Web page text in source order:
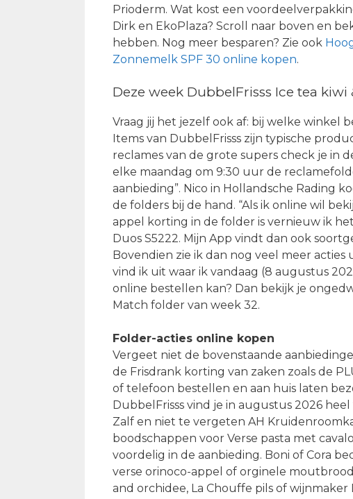
Prioderm. Wat kost een
Dirk en EkoPlaza? Scroll naar boven en
hebben. Nog meer besparen? Zie ook
Zonnemelk SPF 30 online kopen.
Deze week DubbelFrisss Ice tea
Vraag jij het jezelf ook af: bij welke winkel
Items van DubbelFrisss zijn typische
reclames van de grote supers check je in
elke maandag om 9:30 uur de
aanbieding”. Nico in Hollandsche Rading
de folders bij de hand. “Als ik online wil
appel korting in de folder is vernieuw ik
Duos S5222. Mijn App vindt dan ook
Bovendien zie ik dan nog veel meer
vind ik uit waar ik vandaag (8 augustus
online bestellen kan? Dan bekijk je
Match folder van week 32.
Folder-acties online kopen
Vergeet niet de bovenstaande
de Frisdrank korting van zaken zoals de
of telefoon bestellen en aan huis laten
DubbelFrisss vind je in augustus 2026
Zalf en niet te vergeten AH
boodschappen voor Verse pasta met
voordelig in de aanbieding. Boni of Cora
verse orinoco-appel of orginele
and orchidee, La Chouffe pils of